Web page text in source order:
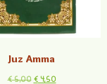
Juz Amma
€5,00 €4,50